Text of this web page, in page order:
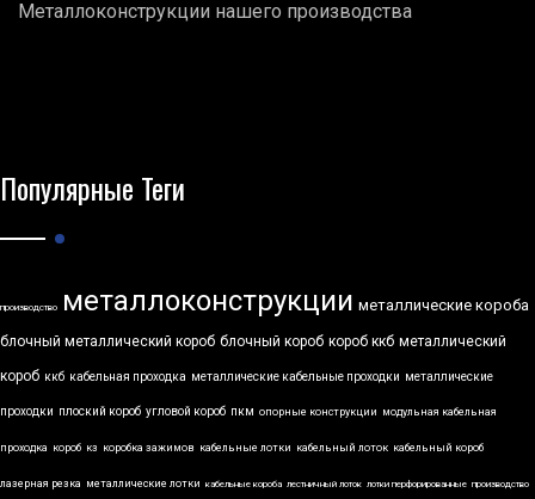
Металлоконструкции нашего производства
Популярные Теги
производство металлоконструкции металлические короба
блочный металлический короб блочный короб короб ккб металлический
короб ккб кабельная проходка металлические кабельные проходки металлические
проходки плоский короб угловой короб пкм опорные конструкции модульная кабельная
проходка короб кз коробка зажимов кабельные лотки кабельный лоток кабельный короб
лазерная резка металлические лотки кабельные короба лестничный лоток лотки перфорированные производство